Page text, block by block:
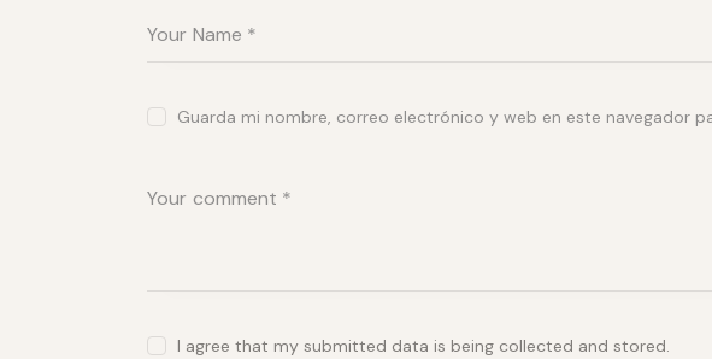
Guarda mi nombre, correo electrónico y web en este navegador
I agree that my submitted data is being collected and stored.